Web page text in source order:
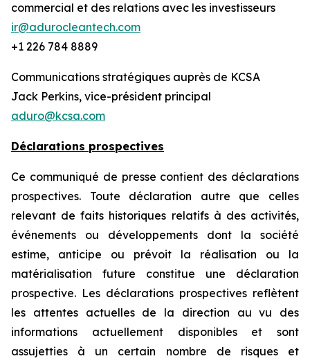
commercial et des relations avec les investisseurs
ir@adurocleantech.com
+1 226 784 8889
Communications stratégiques auprès de KCSA
Jack Perkins, vice-président principal
aduro@kcsa.com
Déclarations prospectives
Ce communiqué de presse contient des déclarations
prospectives. Toute déclaration autre que celles
relevant de faits historiques relatifs à des activités,
événements ou développements dont la société
estime, anticipe ou prévoit la réalisation ou la
matérialisation future constitue une déclaration
prospective. Les déclarations prospectives reflètent
les attentes actuelles de la direction au vu des
informations actuellement disponibles et sont
assujetties à un certain nombre de risques et